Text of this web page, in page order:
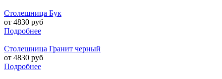
Столешница Бук
от 4830 руб
Подробнее
Столешница Гранит черный
от 4830 руб
Подробнее